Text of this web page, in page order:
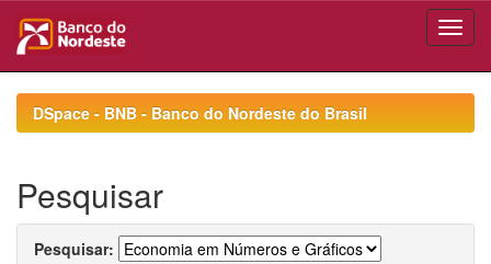
navigationDSpace - BNB - Banco do Nordeste do Brasil
Pesquisar
Pesquisar: